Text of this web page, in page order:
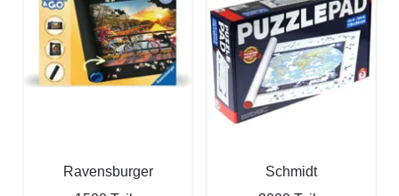
Ravensburger
Schmidt